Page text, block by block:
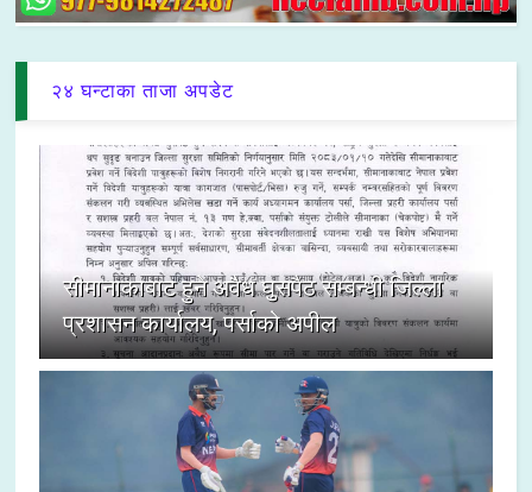
२४ घन्टाका ताजा अपडेट
सीमानाकाबाट हुने अवैध घुसपैठ सम्बन्धी जिल्ला
प्रशासन कार्यालय, पर्साको अपील